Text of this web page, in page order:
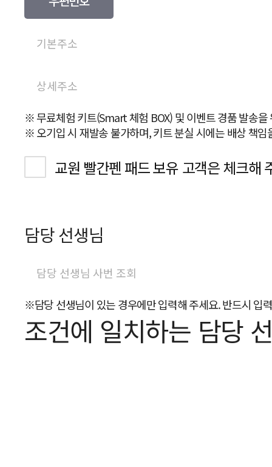
※ 무료체험 키트(Smart 체험 BOX) 및 이벤트 경품 발송을
※ 오기입 시 재발송 불가하며, 키트 분실 시에는 배상 책임
교원 빨간펜 패드 보유 고객은 체크해
담당 선생님
※담당 선생님이 있는 경우에만 입력해 주세요. 반드시 입
조건에 일치하는 담당